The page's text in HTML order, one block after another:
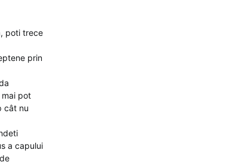
poti trece
prin
pot
cât nu
a capului